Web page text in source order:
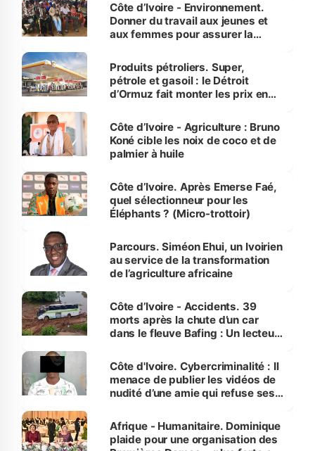
Côte d’Ivoire - Environnement.
Donner du travail aux jeunes et
aux femmes pour assurer la
menacées
Produits pétroliers. Super,
pétrole et gasoil : le Détroit
d’Ormuz fait monter les prix en
Côte d’Ivoire - Agriculture : Bruno
Koné cible les noix de coco et de
palmier à huile
Côte d’Ivoire. Après Emerse Faé,
quel sélectionneur pour les
Éléphants ? (Micro-trottoir)
Parcours. Siméon Ehui, un Ivoirien
au service de la transformation
de l’agriculture africaine
Côte d’Ivoire - Accidents. 39
morts après la chute d’un car
dans le fleuve Bafing : Un lecteur
des Transports
Côte d'Ivoire. Cybercriminalité : Il
menace de publier les vidéos de
nudité d’une amie qui refuse ses
Afrique - Humanitaire. Dominique
plaide pour une organisation des